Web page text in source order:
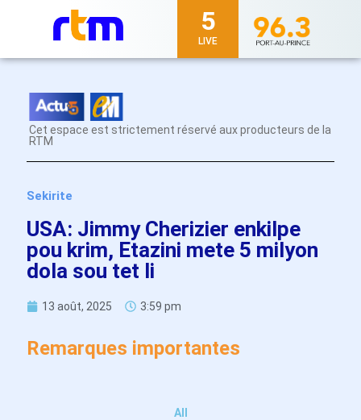
5
LIVE
Cet espace est strictement réservé aux producteurs de la
RTM
Sekirite
USA: Jimmy Cherizier enkilpe
pou krim, Etazini mete 5 milyon
dola sou tet li
13 août, 2025 3:59 pm
Remarques importantes
All